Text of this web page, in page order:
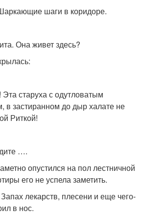
шаги в коридоре.
Она живет здесь?
старуха с одутловатым
в застиранном до дыр халате не
Риткой!
….
опустился на пол лестничной
его не успела заметить.
лекарств, плесени и еще чего-
в нос.